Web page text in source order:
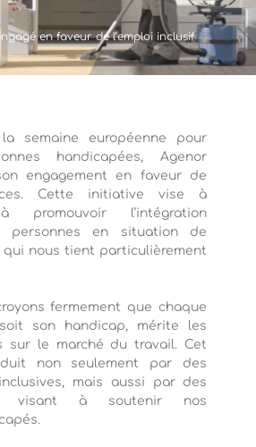
en faveur de l’emploi inclusif
semaine européenne pour
handicapées, Agenor
engagement en faveur de
Cette initiative vise à
l’intégration
personnes en situation de
qui nous tient particulièrement
fermement que chaque
son handicap, mérite les
sur le marché du travail. Cet
non seulement par des
mais aussi par des
visant à soutenir nos